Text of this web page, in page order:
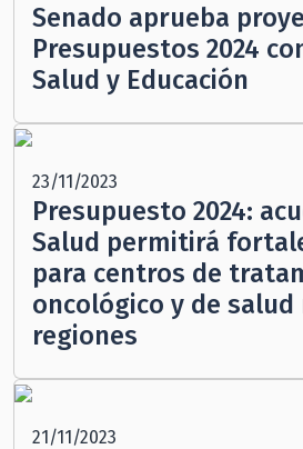
Senado aprueba
Presupuestos 2024
Salud y Educación
23/11/2023
Presupuesto 2024:
Salud permitirá
para centros de
oncológico y de
regiones
21/11/2023